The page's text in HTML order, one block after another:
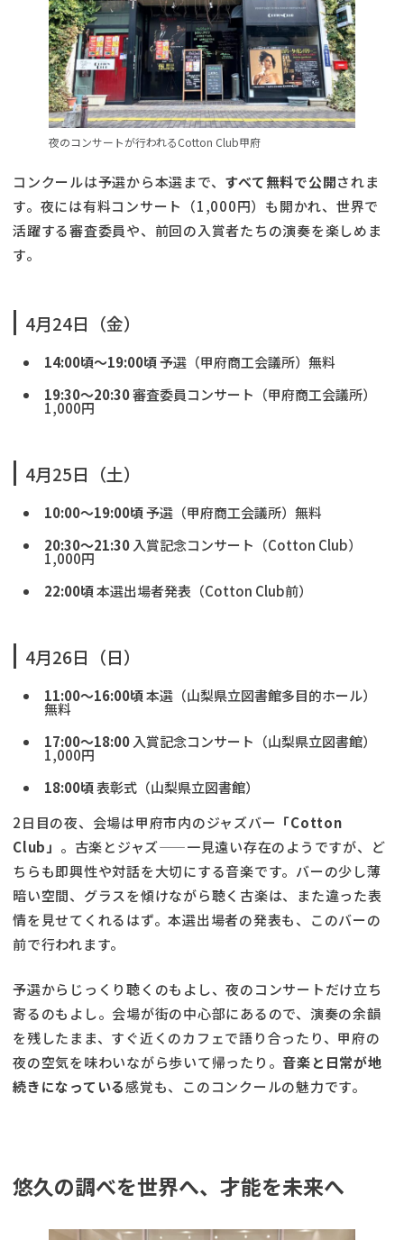
夜のコンサートが行われるCotton Club甲府
コンクールは予選から本選まで、 すべて無料で公開されま
す。夜には有料コンサート（1,000円）も開かれ、世界で
活躍する審査委員や、前回の入賞者たちの演奏を楽しめま
す。
4月24日（金）
14:00頃〜19:00頃予選（甲府商工会議所）無料
19:30〜20:30審査委員コンサート（甲府商工会議所）
1,000円
4月25日（土）
10:00〜19:00頃予選（甲府商工会議所）無料
20:30〜21:30入賞記念コンサート（Cotton Club）
1,000円
22:00頃本選出場者発表（Cotton Club前）
4月26日（日）
11:00〜16:00頃本選（山梨県立図書館多目的ホール）
無料
17:00〜18:00入賞記念コンサート（山梨県立図書館）
1,000円
18:00頃表彰式（山梨県立図書館）
2日目の夜、会場は甲府市内のジャズバー 「Cotton
Club」 。古楽とジャズ——一見遠い存在のようですが、ど
ちらも即興性や対話を大切にする音楽です。バーの少し薄
暗い空間、グラスを傾けながら聴く古楽は、また違った表
情を見せてくれるはず。本選出場者の発表も、このバーの
前で行われます。
予選からじっくり聴くのもよし、夜のコンサートだけ立ち
寄るのもよし。会場が街の中心部にあるので、演奏の余韻
を残したまま、すぐ近くのカフェで語り合ったり、甲府の
夜の空気を味わいながら歩いて帰ったり。 音楽と日常が地
続きになっている感覚も、このコンクールの魅力です。
悠久の調べを世界へ、才能を未来へ